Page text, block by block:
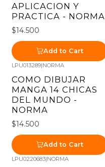
APLICACION Y
PRACTICA - NORMA
$14.500
Add to Cart
LPU013289|NORMA
COMO DIBUJAR
MANGA 14 CHICAS
DEL MUNDO -
NORMA
$14.500
Add to Cart
LPU0220683|NORMA